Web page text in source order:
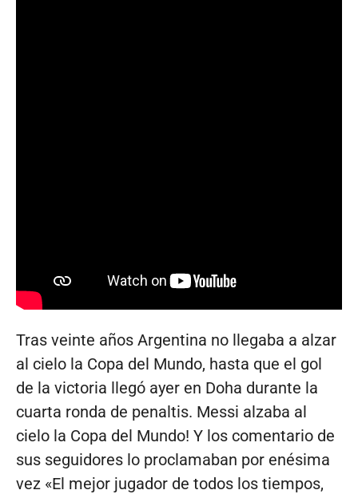
Tras veinte años Argentina no llegaba a alzar
al cielo la Copa del Mundo, hasta que el gol
de la victoria llegó ayer en Doha durante la
cuarta ronda de penaltis. Messi alzaba al
cielo la Copa del Mundo! Y los comentario de
sus seguidores lo proclamaban por enésima
vez «El mejor jugador de todos los tiempos,